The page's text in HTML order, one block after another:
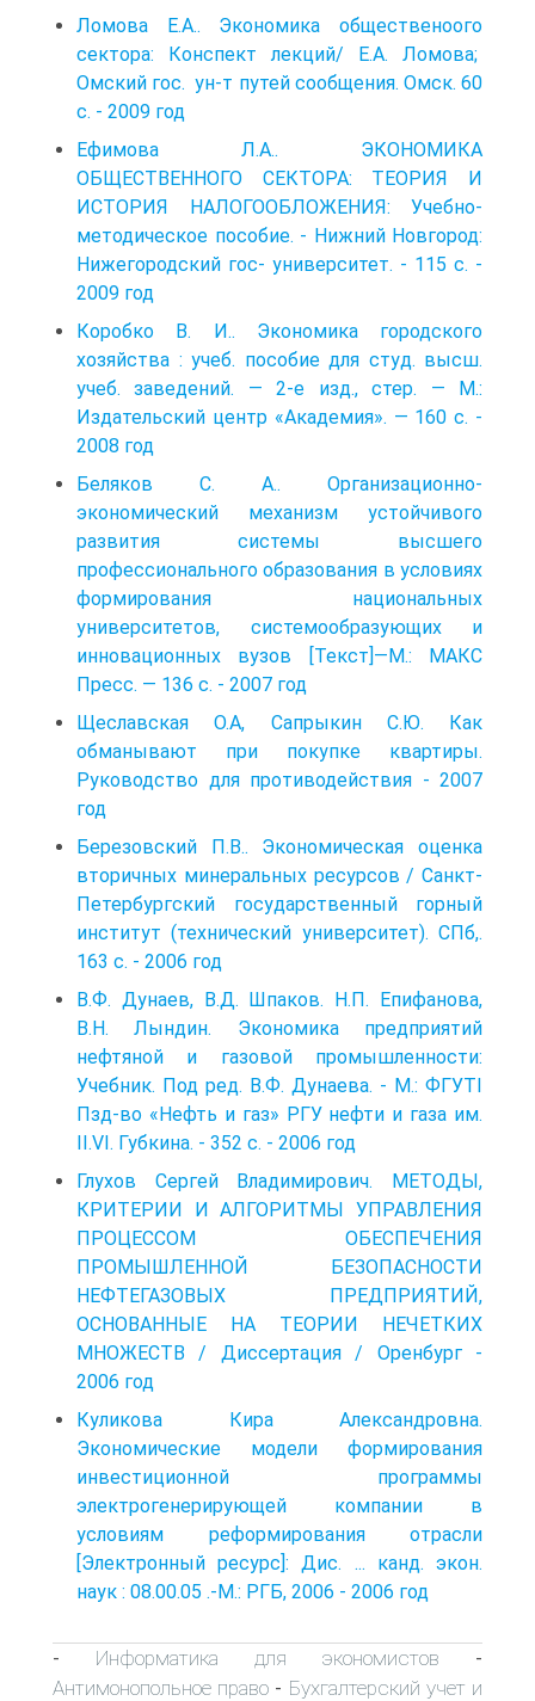
Ломова Е.А.. Экономика общественоого
сектора: Конспект лекций/ Е.А. Ломова;
Омский гос. ун-т путей сообщения. Омск. 60
с. - 2009 год
Ефимова Л.А.. ЭКОНОМИКА
ОБЩЕСТВЕННОГО СЕКТОРА: ТЕОРИЯ И
ИСТОРИЯ НАЛОГООБЛОЖЕНИЯ: Учебно-
методическое пособие. - Нижний Новгород:
Нижегородский гос- университет. - 115 с. -
2009 год
Коробко В. И.. Экономика городского
хозяйства : учеб. пособие для студ. высш.
учеб. заведений. — 2-е изд., стер. — М.:
Издательский центр «Академия». — 160 с. -
2008 год
Беляков C. A.. Организационно-
экономический механизм устойчивого
развития системы высшего
профессионального образования в условиях
формирования национальных
университетов, системообразующих и
инновационных вузов [Текст]—М.: МАКС
Пресс. — 136 с. - 2007 год
Щеславская О.А, Сапрыкин С.Ю. Как
обманывают при покупке квартиры.
Руководство для противодействия - 2007
год
Березовский П.В.. Экономическая оценка
вторичных минеральных ресурсов / Санкт-
Петербургский государственный горный
институт (технический университет). СПб,.
163 с. - 2006 год
В.Ф. Дунаев, В.Д. Шпаков. Н.П. Епифанова,
В.Н. Лындин. Экономика предприятий
нефтяной и газовой промышленности:
Учебник. Под ред. В.Ф. Дунаева. - М.: ФГУТІ
Пзд-во «Нефть и газ» РГУ нефти и газа им.
II.VI. Губкина. - 352 с. - 2006 год
Глухов Сергей Владимирович. МЕТОДЫ,
КРИТЕРИИ И АЛГОРИТМЫ УПРАВЛЕНИЯ
ПРОЦЕССОМ ОБЕСПЕЧЕНИЯ
ПРОМЫШЛЕННОЙ БЕЗОПАСНОСТИ
НЕФТЕГАЗОВЫХ ПРЕДПРИЯТИЙ,
ОСНОВАННЫЕ НА ТЕОРИИ НЕЧЕТКИХ
МНОЖЕСТВ / Диссертация / Оренбург -
2006 год
Куликова Кира Александровна.
Экономические модели формирования
инвестиционной программы
электрогенерирующей компании в
условиям реформирования отрасли
[Электронный ресурс]: Дис. ... канд. экон.
наук : 08.00.05 .-М.: РГБ, 2006 - 2006 год
- Информатика для экономистов -
Антимонопольное право - Бухгалтерский учет и